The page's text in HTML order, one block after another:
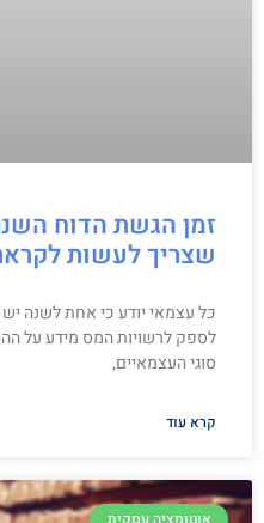
שצריך לעשות
כל עצמאי יודע כי אחת לשנה
לספק לרשויות המס מידע על
סוגי העצמאיים,
קרא עוד